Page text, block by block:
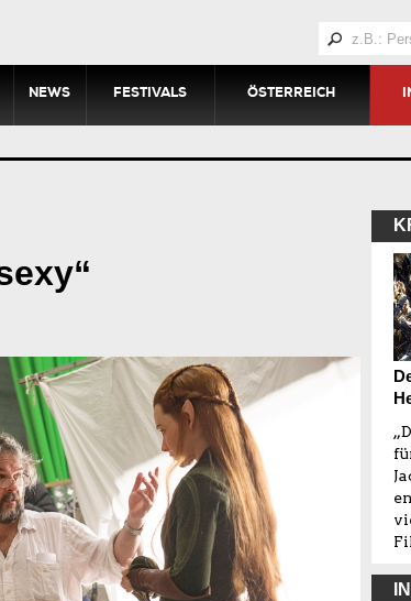
NEWS FESTIVALS ÖSTERREICH